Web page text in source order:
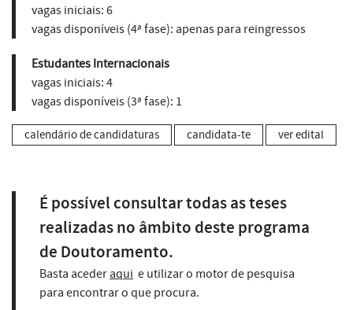
vagas iniciais: 6
vagas disponíveis (4ª fase): apenas para reingressos
Estudantes Internacionais
vagas iniciais: 4
vagas disponíveis (3ª fase): 1
calendário de candidaturas candidata-te ver edital
É possível consultar todas as teses
realizadas no âmbito deste programa
de Doutoramento.
Basta aceder aqui e utilizar o motor de pesquisa
para encontrar o que procura.